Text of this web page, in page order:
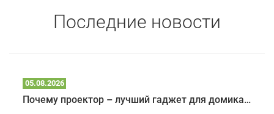
Последние новости
05.08.2026
Почему проектор – лучший гаджет для домика в глэмпинге